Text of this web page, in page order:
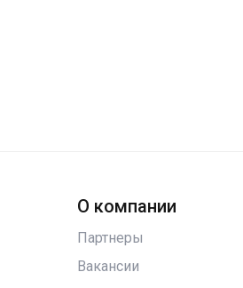
О компании
Партнеры
Вакансии